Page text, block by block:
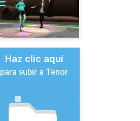
Haz clic aquí
para subir a Tenor